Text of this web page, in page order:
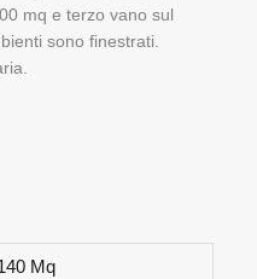
mq e terzo vano sul
sono finestrati.
Mq